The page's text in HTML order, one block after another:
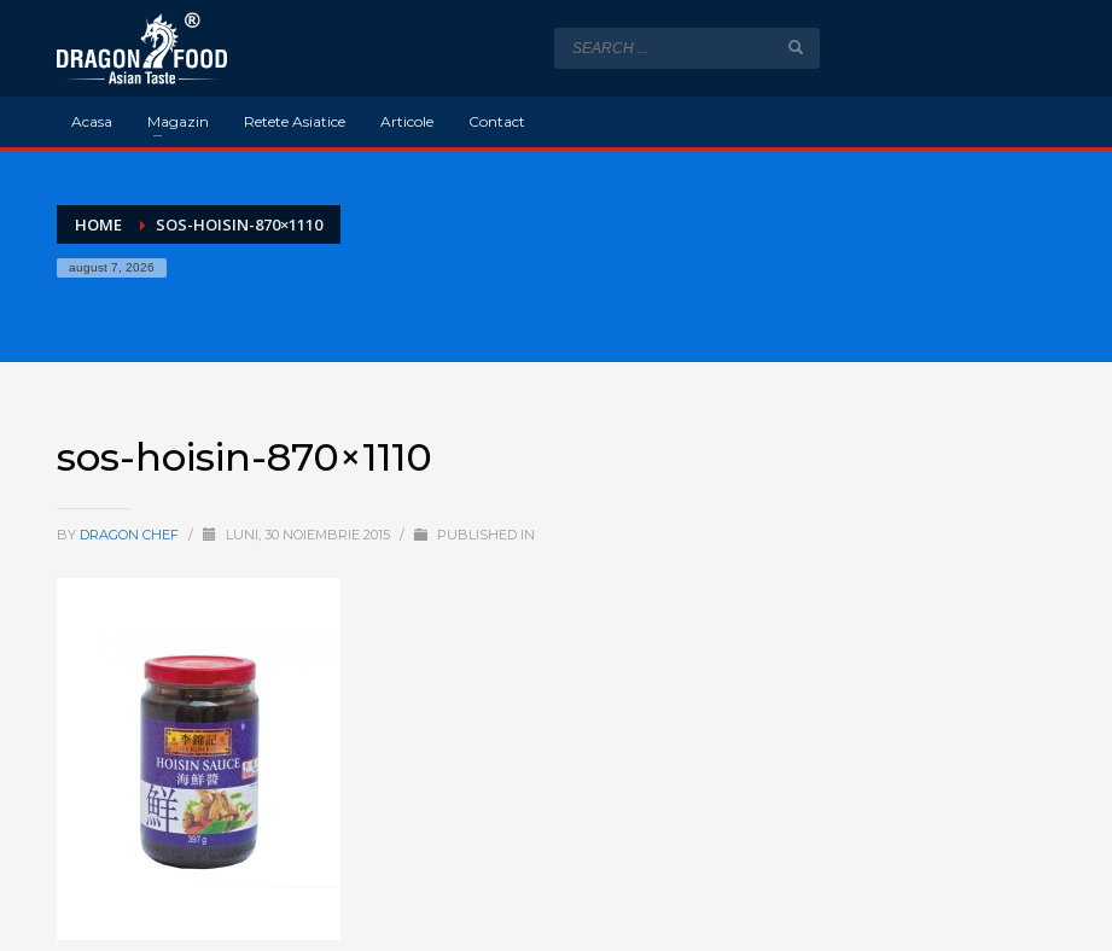
Acasa Magazin Retete Asiatice Articole Contact
HOME SOS-HOISIN-870×1110
august 7, 2026
sos-hoisin-870×1110
BY DRAGON CHEF / LUNI, 30 NOIEMBRIE 2015 / PUBLISHED IN